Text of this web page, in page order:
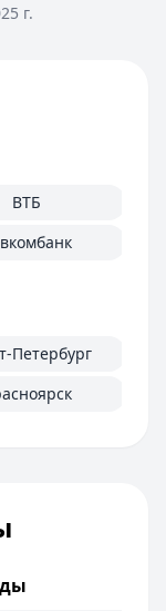
г.
ВТБ
Петербург